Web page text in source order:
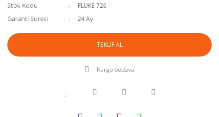
Stok Kodu FLUKE 726
Garanti Süresi 24 Ay
TEKLİF AL
Kargo bedava